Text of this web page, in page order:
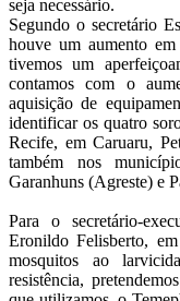
seja necessário.
Segundo o secretário
houve um aumento
tivemos um
contamos com o
aquisição de
identificar os quatro
Recife, em Caruaru,
também nos
Garanhuns (Agreste) e
Para o secretário-
Eronildo Felisberto,
mosquitos ao
resistência,